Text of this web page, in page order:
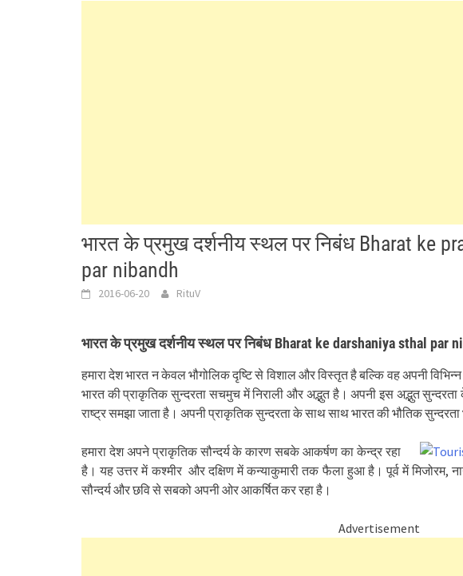
भारत के प्रमुख दर्शनीय स्थल पर निबंध Bharat ke
par nibandh
2016-06-20 RituV
भारत के प्रमुख दर्शनीय स्थल पर निबंध Bharat ke darshaniya sthal par
हमारा देश भारत न केवल भौगोलिक दृष्टि से विशाल और विस्तृत है बल्कि वह अपनी
भारत की प्राकृतिक सुन्दरता सचमुच में निराली और अद्भुत है। अपनी इस अद्भुत
राष्ट्र समझा जाता है। अपनी प्राकृतिक सुन्दरता के साथ साथ भारत की भौतिक
हमारा देश अपने प्राकृतिक सौन्दर्य के कारण सबके आकर्षण का केन्द्र रहा
है। यह उत्तर में कश्मीर और दक्षिण में कन्याकुमारी तक फैला हुआ है। पूर्व में
सौन्दर्य और छवि से सबको अपनी ओर आकर्षित कर रहा है।
Advertisement